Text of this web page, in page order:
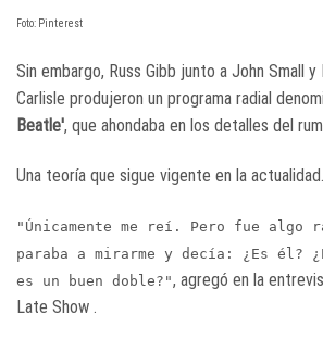
Foto: Pinterest
Sin embargo, Russ Gibb junto a John Small y
Carlisle produjeron un programa radial
Beatle', que ahondaba en los detalles del
Una teoría que sigue vigente en la actualidad.
"Únicamente me reí. Pero fue algo
paraba a mirarme y decía: ¿Es él?
es un buen doble?", agregó en la
Late Show .